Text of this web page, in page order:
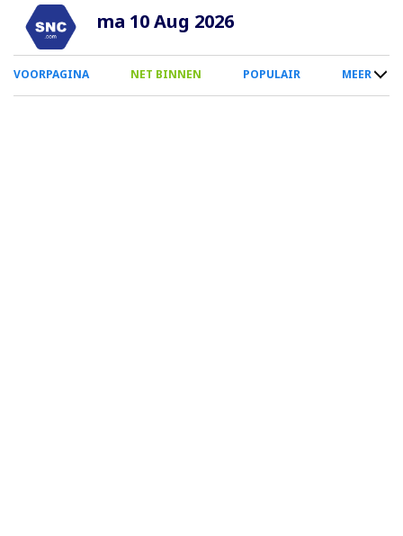
Overslaan
naar
inhoud
ma 10 Aug 2026
0
Smartphone
VOORPAGINA NET BINNEN POPULAIR MEER